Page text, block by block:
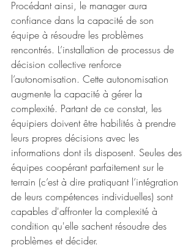
Procédant ainsi, le manager aura
confiance dans la capacité de son
équipe à résoudre les problèmes
rencontrés. L’installation de processus de
décision collective renforce
l’autonomisation. Cette autonomisation
augmente la capacité à gérer la
complexité. Partant de ce constat, les
équipiers doivent être habilités à prendre
leurs propres décisions avec les
informations dont ils disposent. Seules des
équipes coopérant parfaitement sur le
terrain (c’est à dire pratiquant l’intégration
de leurs compétences individuelles) sont
capables d'affronter la complexité à
condition qu'elle sachent résoudre des
problèmes et décider.